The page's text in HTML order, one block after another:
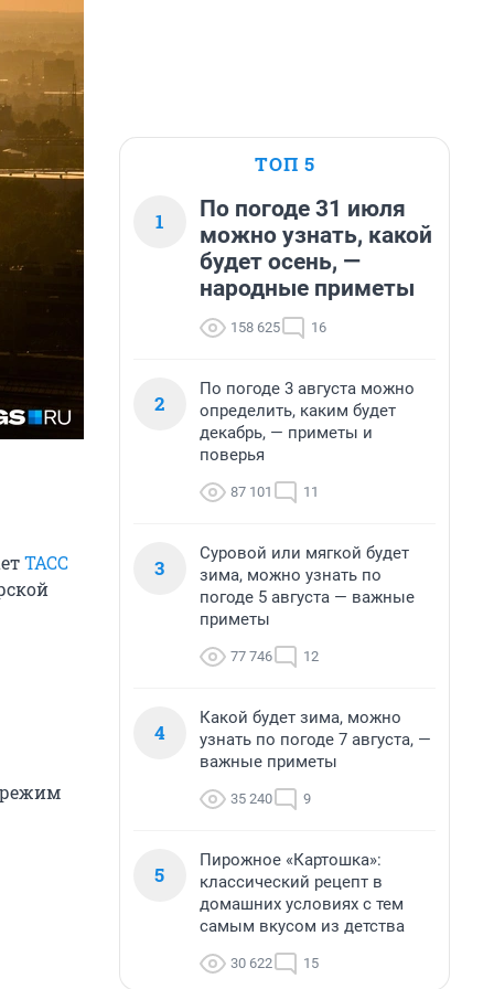
ТАСС
режим
ТОП 5
1
По погоде 31 июля
можно узнать, какой
будет осень, —
народные приметы
158 625 16
2
По погоде 3 августа можно
определить, каким будет
декабрь, — приметы и
поверья
87 101 11
3
Суровой или мягкой будет
зима, можно узнать по
погоде 5 августа — важные
приметы
77 746 12
4
Какой будет зима, можно
узнать по погоде 7 августа, —
важные приметы
35 240 9
5
Пирожное «Картошка»:
классический рецепт в
домашних условиях с тем
самым вкусом из детства
30 622 15